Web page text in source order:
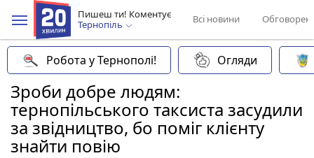
Пишеш ти! Коментує
Тернопіль
Всі новини
Робота у Тернополі! Огляди
Зроби добре людям:
тернопільського таксиста засудили
за звідництво, бо поміг клієнту
знайти повію